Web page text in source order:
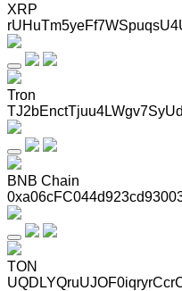
XRP
Tron
BNB Chain
TON